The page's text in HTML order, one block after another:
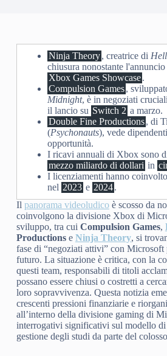
Ninja Theory, creatrice di
chiusura nonostante l'annuncio
Xbox Games Showcase.
Compulsion Games,
Midnight, è in negoziati
il lancio su Switch 2 a marzo.
Double Fine Productions, di
(Psychonauts), vede
opportunità.
I ricavi annuali di Xbox sono
mezzo miliardo di dollari in
I licenziamenti hanno
nel 2023 e 2024.
Il panorama videoludicoè scosso da
coinvolgono la divisione Xbox di
sviluppo, tra cui Compulsion Games,
Productionse Ninja Theory, si
fase di “negoziati attivi” con
futuro. La situazione è critica, con la
questi team, responsabili di titoli
possano essere chiusi o costretti a
loro sopravvivenza. Questa notizia
crescenti pressioni finanziarie e
all’interno della divisione gaming di
interrogativi significativi sul modello di
gestione degli studi da parte del